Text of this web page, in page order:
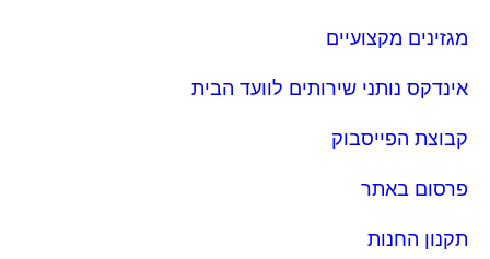
מגזינים מקצועיים
אינדקס נותני שירותים לוועד הבית
קבוצת הפייסבוק
פרסום באתר
תקנון החנות